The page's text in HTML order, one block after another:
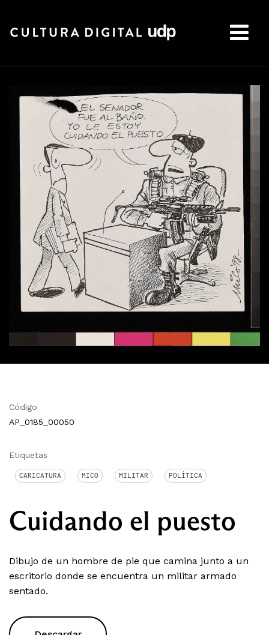
Código
AP_0185_00050
Etiquetas
CARICATURA MICO MILITAR POLÍTICA
Cuidando el puesto
Dibujo de un hombre de pie que camina junto a un
escritorio donde se encuentra un militar armado
sentado.